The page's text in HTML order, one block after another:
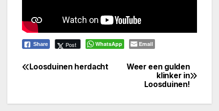
Share Post WhatsApp Email
Bericht
Weer een gulden
klinker in
Loosduinen!
Loosduinen herdacht